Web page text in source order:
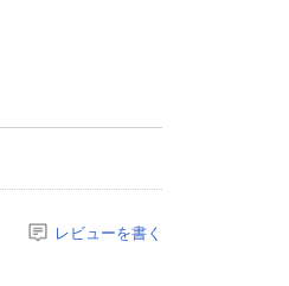
レビューを書く